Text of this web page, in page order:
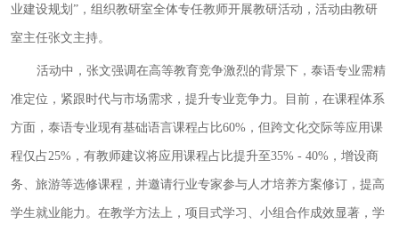
业建设规划”，组织教研室全体专任教师开展教研活动，活动由教研
室主任张文主持。
活动中，张文强调在高等教育竞争激烈的背景下，泰语专业需精
准定位，紧跟时代与市场需求，提升专业竞争力。目前，在课程体系
方面，泰语专业现有基础语言课程占比60%，但跨文化交际等应用课
程仅占25%，有教师建议将应用课程占比提升至35% - 40%，增设商
务、旅游等选修课程，并邀请行业专家参与人才培养方案修订，提高
学生就业能力。在教学方法上，项目式学习、小组合作成效显著，学